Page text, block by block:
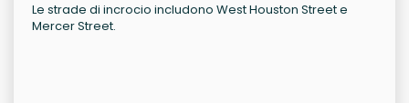
Le strade di incrocio includono West Houston Street e
Mercer Street.